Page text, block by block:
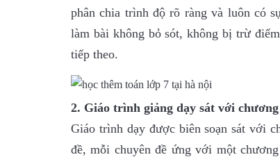
phân chia trình độ rõ ràng và luôn có
làm bài không bỏ sót, không bị trừ
tiếp theo.
2. Giáo trình giảng dạy sát với
Giáo trình dạy được biên soạn sát với
đề, mỗi chuyên đề ứng với một